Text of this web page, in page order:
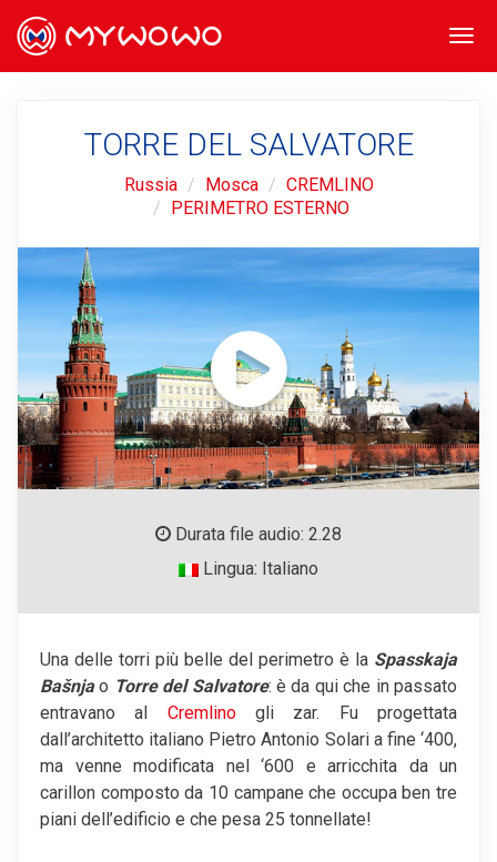
TORRE DEL SALVATORE
Russia Mosca
CREMLINO
PERIMETRO ESTERNO
Durata file audio: 2.28
Lingua: Italiano
Una delle torri più belle del perimetro è la Spasskaja
Bašnjao Torre del Salvatore: è da qui che in passato
entravano al Cremlinogli zar. Fu progettata
dall’architetto italiano Pietro Antonio Solari a fine ‘400,
ma venne modificata nel ‘600 e arricchita da un
carillon composto da 10 campane che occupa ben tre
piani dell’edificio e che pesa 25 tonnellate!